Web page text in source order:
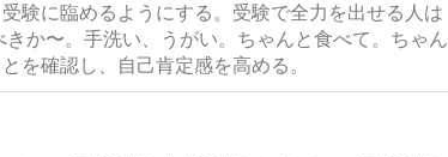
験に臨めるようにする。受験で全力を出せる人は
か〜。手洗い、うがい。ちゃんと食べて。ちゃん
を確認し、自己肯定感を高める。